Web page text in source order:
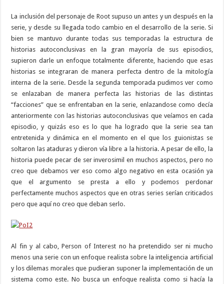
La inclusión del personaje de Root supuso un antes y un después en la
serie, y desde su llegada todo cambio en el desarrollo de la serie. Si
bien se mantuvo durante todas sus temporadas la estructura de
historias autoconclusivas en la gran mayoría de sus episodios,
supieron darle un enfoque totalmente diferente, haciendo que esas
historias se integraran de manera perfecta dentro de la mitología
interna de la serie. Desde la segunda temporada pudimos ver como
se enlazaban de manera perfecta las historias de las distintas
“facciones” que se enfrentaban en la serie, enlazandose como decía
anteriormente con las historias autoconclusivas que veíamos en cada
episodio, y quizás eso es lo que ha logrado que la serie sea tan
entretenida y dinámica en el momento en el que los guionistas se
soltaron las ataduras y dieron vía libre a la historia. A pesar de ello, la
historia puede pecar de ser inverosimil en muchos aspectos, pero no
creo que debamos ver eso como algo negativo en esta ocasión ya
que el argumento se presta a ello y podemos perdonar
perfectamente muchos aspectos que en otras series serían criticados
pero que aquí no creo que deban serlo.
Al fin y al cabo, Person of Interest no ha pretendido ser ni mucho
menos una serie con un enfoque realista sobre la inteligencia artificial
y los dilemas morales que pudieran suponer la implementación de un
sistema como este. No busca un enfoque realista como si hacía la